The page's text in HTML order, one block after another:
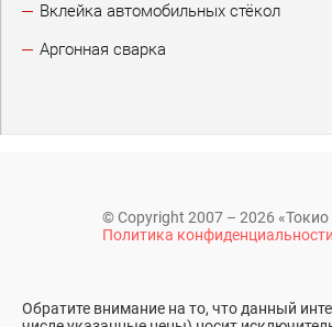
Вклейка автомобильных стёкол
Аргонная сварка
© Copyright 2007 – 2026 «Токио
Политика конфиденциальности
Обратите внимание на то, что данный